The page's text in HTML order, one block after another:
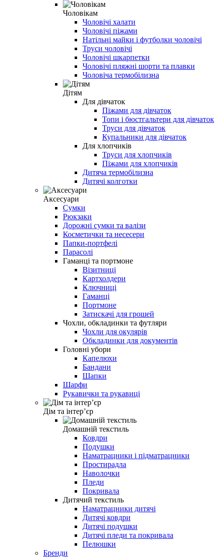
Чоловікам
Чоловічі халати
Чоловічі піжами
Натільні майки і футболки чоловічі
Труси чоловічі
Чоловічі шкарпетки
Чоловічі пляжні шорти та плавки
Чоловіча термобілизна
Дітям
Для дівчаток
Піжами для дівчаток
Топи і бюстгальтери для дівчаток
Труси для дівчаток
Купальники для дівчаток
Для хлопчиків
Труси для хлопчиків
Піжами для хлопчиків
Дитяча термобілизна
Дитячі колготки
Аксесуари
Сумки
Рюкзаки
Дорожні сумки та валізи
Косметички та несесери
Папки-портфелі
Парасолі
Гаманці та портмоне
Візитниці
Картхолдери
Ключниці
Гаманці
Портмоне
Затискачі для грошей
Чохли, обкладинки та футляри
Чохли для окулярів
Обкладинки для документів
Головні убори
Капелюхи
Бандани
Шапки
Шарфи
Рукавички та рукавиці
Дім та інтерʼєр
Домашній текстиль
Ковдри
Подушки
Наматрацники і підматрацники
Простирадла
Наволочки
Пледи
Покривала
Дитячий текстиль
Наматрацники дитячі
Дитячі ковдри
Дитячі подушки
Дитячі пледи та покривала
Пелюшки
Бренди